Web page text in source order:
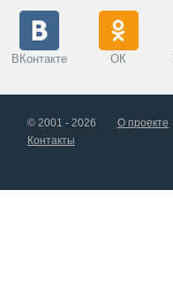
ВКонтакте ОК
© 2001 - 2026 О проекте
Контакты